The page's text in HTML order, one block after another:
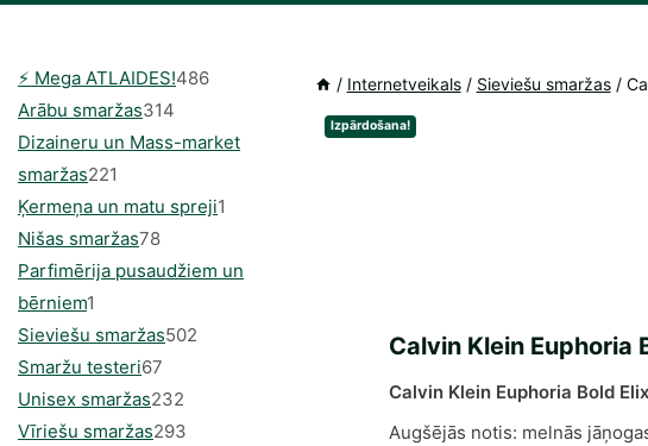
/ Internetveikals / Sieviešu smaržas /
Izpārdošana!
Calvin Klein Euphoria
Calvin Klein Euphoria Bold
Augšējās notis: melnās
⚡️ Mega ATLAIDES!486486
Arābu smaržas314
produkti
Dizaineru un Mass-market
smaržas221
produkts
Ķermeņa un matu spreji1
Nišas smaržas7878
produkts
Parfimērija pusaudžiem un
bērniem1
produkti
Sieviešu smaržas502
Smaržu testeri67
produkts
Unisex smaržas232
produkts
Vīriešu smaržas293